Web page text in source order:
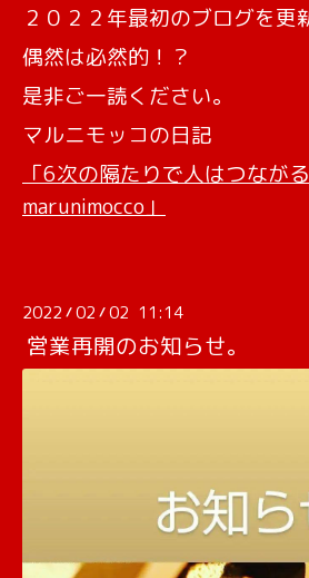
２０２２年最初のブログを更
偶然は必然的！？
是非ご一読ください。
マルニモッコの日記
「6次の隔たりで人はつなが
marunimocco」
2022 /02 /02 11:14
営業再開のお知らせ。